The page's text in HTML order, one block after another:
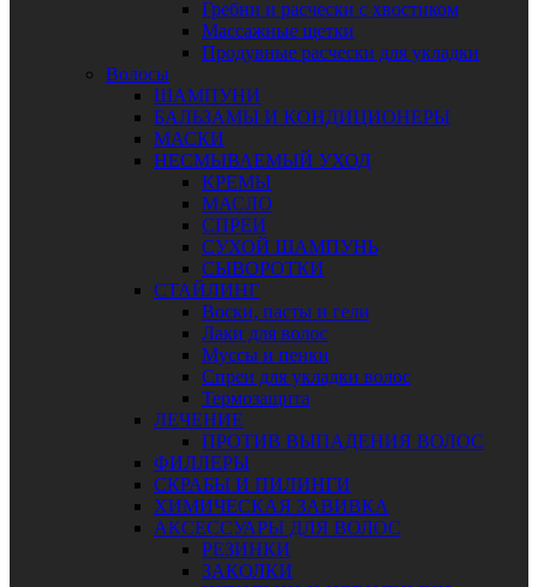
Гребни и расчески с хвостиком
Массажные щетки
Продувные расчески для укладки
Волосы
ШАМПУНИ
БАЛЬЗАМЫ И КОНДИЦИОНЕРЫ
МАСКИ
НЕСМЫВАЕМЫЙ УХОД
КРЕМЫ
МАСЛО
СПРЕИ
СУХОЙ ШАМПУНЬ
СЫВОРОТКИ
СТАЙЛИНГ
Воски, пасты и гели
Лаки для волос
Муссы и пенки
Спреи для укладки волос
Термозащита
ЛЕЧЕНИЕ
ПРОТИВ ВЫПАДЕНИЯ ВОЛОС
ФИЛЛЕРЫ
СКРАБЫ И ПИЛИНГИ
ХИМИЧЕСКАЯ ЗАВИВКА
АКСЕССУАРЫ ДЛЯ ВОЛОС
РЕЗИНКИ
ЗАКОЛКИ